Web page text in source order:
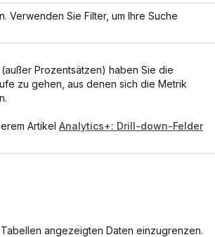
Verwenden Sie Filter, um Ihre Suche
Prozentsätzen) haben Sie die
zu gehen, aus denen sich die Metrik
Artikel Analytics+: Drill-down-Felder
angezeigten Daten einzugrenzen.